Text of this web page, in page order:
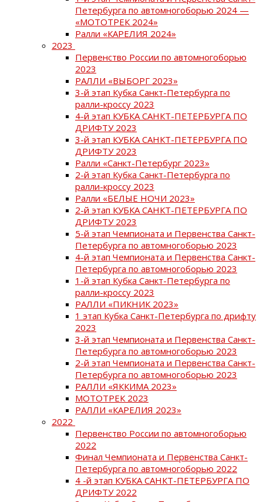
Петербурга по автомногоборью 2024 —
«МОТОТРЕК 2024»
Ралли «КАРЕЛИЯ 2024»
2023
Первенство России по автомногоборью
2023
РАЛЛИ «ВЫБОРГ 2023»
3-й этап Кубка Санкт-Петербурга по
ралли-кроссу 2023
4-й этап КУБКА САНКТ-ПЕТЕРБУРГА ПО
ДРИФТУ 2023
3-й этап КУБКА САНКТ-ПЕТЕРБУРГА ПО
ДРИФТУ 2023
Ралли «Санкт-Петербург 2023»
2-й этап Кубка Санкт-Петербурга по
ралли-кроссу 2023
Ралли «БЕЛЫЕ НОЧИ 2023»
2-й этап КУБКА САНКТ-ПЕТЕРБУРГА ПО
ДРИФТУ 2023
5-й этап Чемпионата и Первенства Санкт-
Петербурга по автомногоборью 2023
4-й этап Чемпионата и Первенства Санкт-
Петербурга по автомногоборью 2023
1-й этап Кубка Санкт-Петербурга по
ралли-кроссу 2023
РАЛЛИ «ПИКНИК 2023»
1 этап Кубка Санкт-Петербурга по дрифту
2023
3-й этап Чемпионата и Первенства Санкт-
Петербурга по автомногоборью 2023
2-й этап Чемпионата и Первенства Санкт-
Петербурга по автомногоборью 2023
РАЛЛИ «ЯККИМА 2023»
МОТОТРЕК 2023
РАЛЛИ «КАРЕЛИЯ 2023»
2022
Первенство России по автомногоборью
2022
Финал Чемпионата и Первенства Санкт-
Петербурга по автомногоборью 2022
4 -й этап КУБКА САНКТ-ПЕТЕРБУРГА ПО
ДРИФТУ 2022